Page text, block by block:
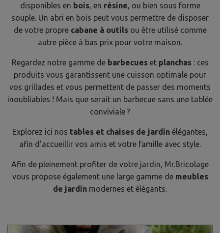
disponibles en bois, en résine, ou bien sous forme
souple. Un abri en bois peut vous permettre de disposer
de votre propre cabane à outilsou être utilisé comme
autre pièce à bas prix pour votre maison.
Regardez notre gamme de barbecueset planchas: ces
produits vous garantissent une cuisson optimale pour
vos grillades et vous permettent de passer des moments
inoubliables ! Mais que serait un barbecue sans une tablée
conviviale ?
Explorez ici nos tables et chaises de jardin élégantes,
afin d’accueillir vos amis et votre famille avec style.
Afin de pleinement profiter de votre jardin, Mr.Bricolage
vous propose également une large gamme de meubles
de jardin modernes et élégants.